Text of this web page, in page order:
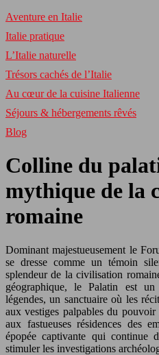
Aventure en Italie
Italie pratique
L’Italie naturelle
Trésors cachés de l’Italie
Au cœur de la cuisine Italienne
Séjours & hébergements rêvés
Blog
Colline du
mythique de la
romaine
Dominant majestueusement le
se dresse comme un témoin
splendeur de la civilisation
géographique, le Palatin est
légendes, un sanctuaire où les
aux vestiges palpables du
aux fastueuses résidences des
épopée captivante qui continue
stimuler les investigations